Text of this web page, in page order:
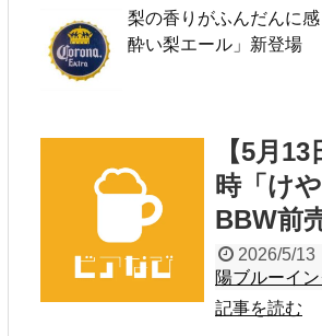
梨の香りがふんだんに
酔い梨エール」新登場
【5月
時「け
BBW前
2026/5/13
陽ブルーイ
記事を読む